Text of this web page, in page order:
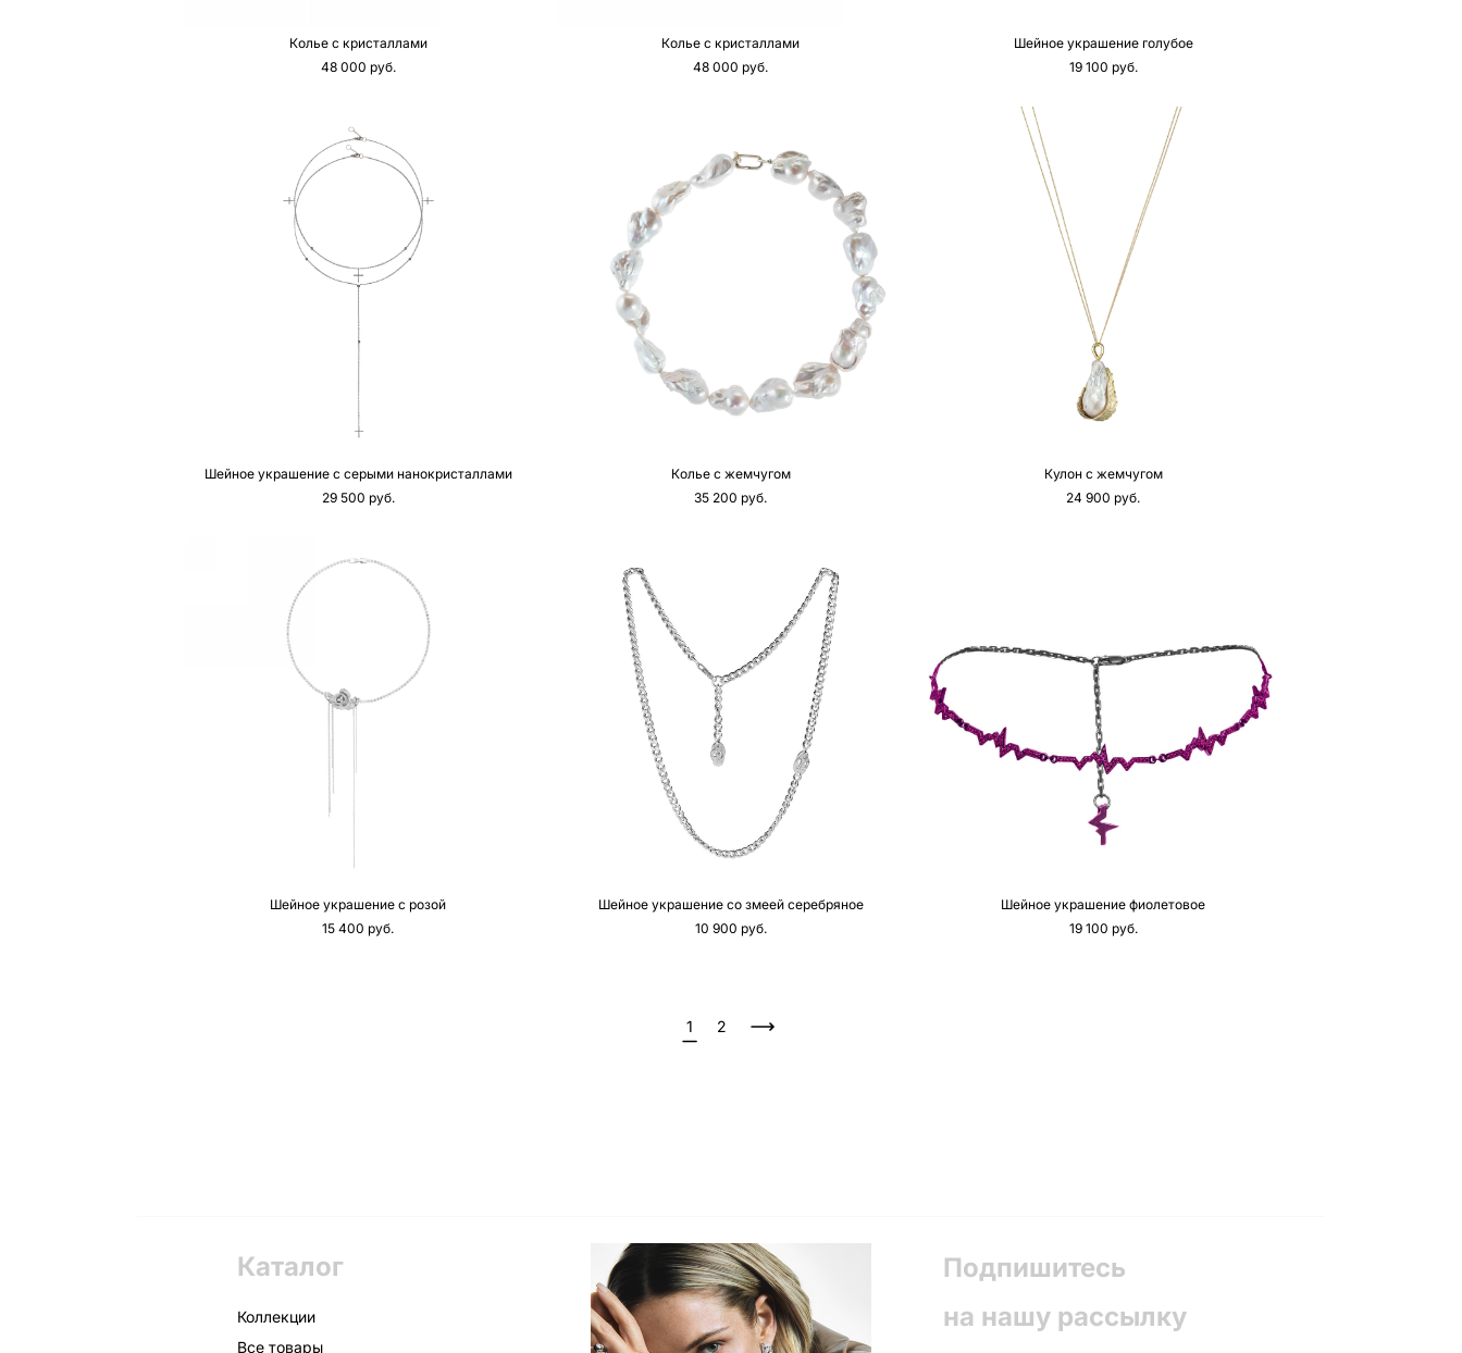
Колье с кристаллами
48 000 pуб.
Колье с кристаллами
48 000 pуб.
Шейное украшение голубое
19 100 pуб.
Шейное украшение с серыми нанокристаллами
29 500 pуб.
Колье с жемчугом
35 200 pуб.
Кулон с жемчугом
24 900 pуб.
Шейное украшение с розой
15 400 pуб.
Шейное украшение со змеей серебряное
10 900 pуб.
Шейное украшение фиолетовое
19 100 pуб.
1 2
Каталог
Коллекции
Все товары
Подпишитесь
на нашу рассылку